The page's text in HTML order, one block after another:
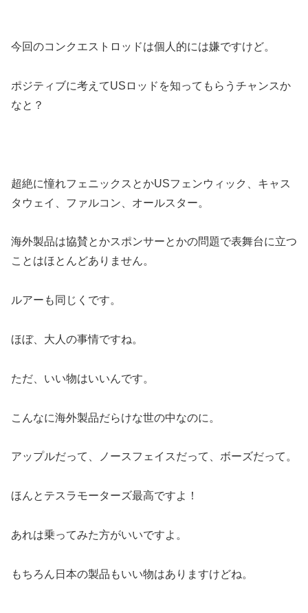
今回のコンクエストロッドは個人的には嫌ですけど。
ポジティブに考えてUSロッドを知ってもらうチャンスか
なと？
超絶に憧れフェニックスとかUSフェンウィック、キャス
タウェイ、ファルコン、オールスター。
海外製品は協賛とかスポンサーとかの問題で表舞台に立つ
ことはほとんどありません。
ルアーも同じくです。
ほぼ、大人の事情ですね。
ただ、いい物はいいんです。
こんなに海外製品だらけな世の中なのに。
アップルだって、ノースフェイスだって、ボーズだって。
ほんとテスラモーターズ最高ですよ！
あれは乗ってみた方がいいですよ。
もちろん日本の製品もいい物はありますけどね。